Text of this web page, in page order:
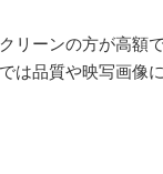
リーンの方が高額
は品質や映写画像